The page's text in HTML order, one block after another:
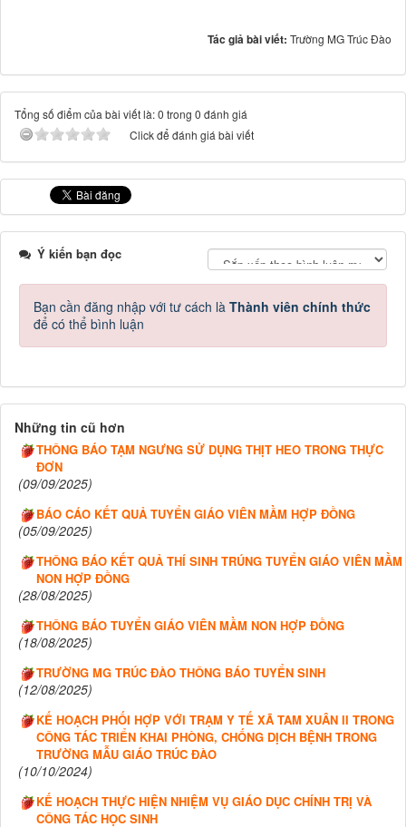
Tác giả bài viết: Trường MG Trúc Đào
Tổng số điểm của bài viết là: 0 trong 0 đánh giá
Click để đánh giá bài viết
Ý kiến bạn đọc
Bạn cần đăng nhập với tư cách là Thành viên chính thức
để có thể bình luận
Những tin cũ hơn
THÔNG BÁO TẠM NGƯNG SỬ DỤNG THỊT HEO TRONG THỰC
ĐƠN
(09/09/2025)
BÁO CÁO KẾT QUẢ TUYỂN GIÁO VIÊN MẦM HỢP ĐỒNG
(05/09/2025)
THÔNG BÁO KẾT QUẢ THÍ SINH TRÚNG TUYỂN GIÁO VIÊN MẦM
NON HỢP ĐỒNG
(28/08/2025)
THÔNG BÁO TUYỂN GIÁO VIÊN MẦM NON HỢP ĐỒNG
(18/08/2025)
TRƯỜNG MG TRÚC ĐÀO THÔNG BÁO TUYỂN SINH
(12/08/2025)
KẾ HOẠCH PHỐI HỢP VỚI TRẠM Y TẾ XÃ TAM XUÂN II TRONG
CÔNG TÁC TRIỂN KHAI PHÒNG, CHỐNG DỊCH BỆNH TRONG
TRƯỜNG MẪU GIÁO TRÚC ĐÀO
(10/10/2024)
KẾ HOẠCH THỰC HIỆN NHIỆM VỤ GIÁO DỤC CHÍNH TRỊ VÀ
CÔNG TÁC HỌC SINH